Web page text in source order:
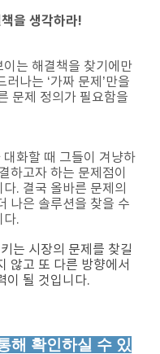
을 생각하라!
는 해결책을 찾기에만
나는 ‘가짜 문제’만을
문제 정의가 필요함을
화할 때 그들이 겨냥하
하고자 하는 문제점이
. 결국 올바른 문제의
나은 솔루션을 찾을 수
다.
는 시장의 문제를 찾길
않고 또 다른 방향에서
이 될 것입니다.
해 확인하실 수 있